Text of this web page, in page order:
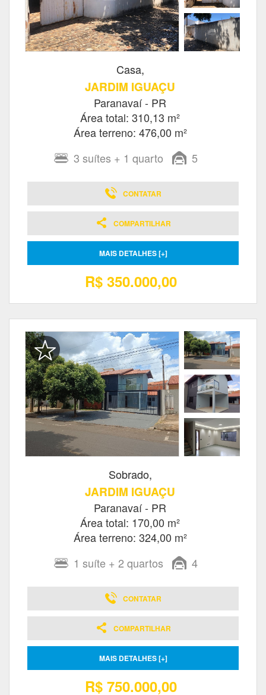
Casa,
JARDIM IGUAÇU
Paranavaí - PR
Área total: 310,13 m²
Área terreno: 476,00 m²
3 suítes + 1 quarto 5
CONTATAR
COMPARTILHAR
MAIS DETALHES [+]
R$ 350.000,00
Sobrado,
JARDIM IGUAÇU
Paranavaí - PR
Área total: 170,00 m²
Área terreno: 324,00 m²
1 suíte + 2 quartos 4
CONTATAR
COMPARTILHAR
MAIS DETALHES [+]
R$ 750.000,00